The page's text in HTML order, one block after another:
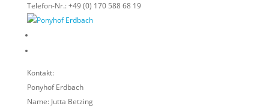
Telefon-Nr.:+49 (0) 170 588 68 19
Kontakt:
Ponyhof Erdbach
Name: Jutta Betzing